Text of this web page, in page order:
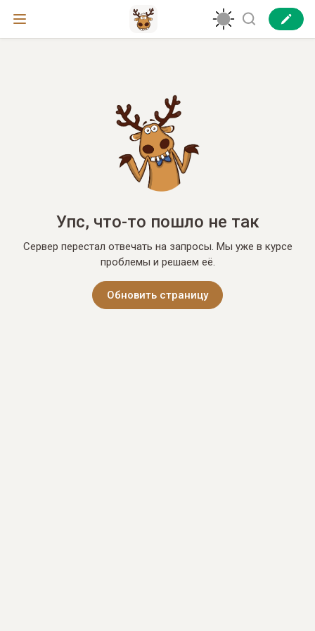
Упс, что-то пошло не так
Сервер перестал отвечать на запросы. Мы уже в курсе
проблемы и решаем её.
Обновить страницу